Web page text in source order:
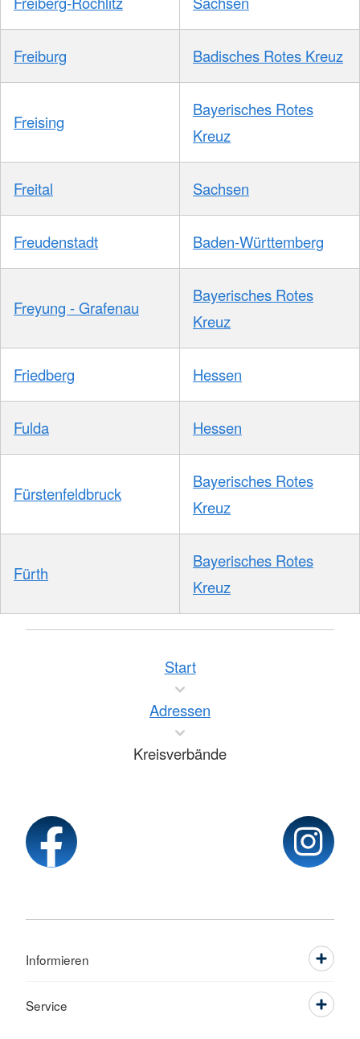
Freiburg Badisches Rotes Kreuz
Freising
Bayerisches Rotes
Kreuz
Freital Sachsen
Freudenstadt Baden-Württemberg
Freyung - Grafenau
Bayerisches Rotes
Kreuz
Friedberg Hessen
Fulda Hessen
Fürstenfeldbruck
Bayerisches Rotes
Kreuz
Fürth
Bayerisches Rotes
Kreuz
Start
Adressen
Kreisverbände
Informieren
Service